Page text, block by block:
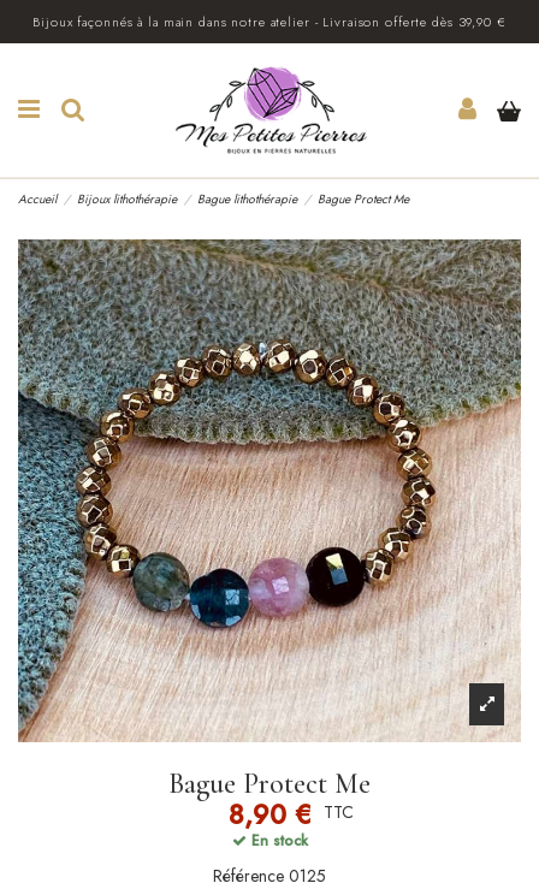
Bijoux façonnés à la main dans notre atelier - Livraison offerte dès 39,90 €
Accueil Bijoux lithothérapie Bague lithothérapie Bague Protect Me
Bague Protect Me
8,90 € TTC
En stock
Référence 0125